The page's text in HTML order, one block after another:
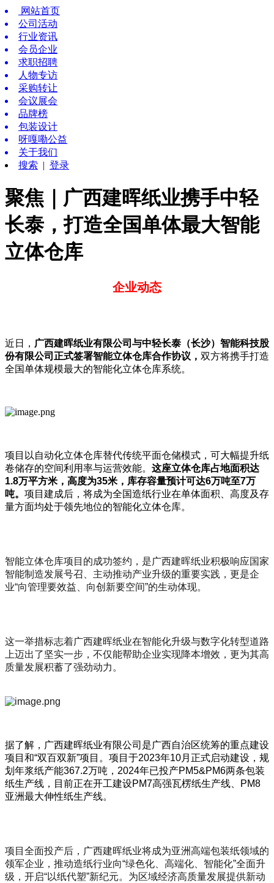
网站首页
公司活动
行业资讯
会员企业
求职招聘
人物专访
采购转让
会议展会
品牌榜
包装设计
呀嘎嘞公益
关于我们
搜索 | 登录
聚焦｜广西建晖纸业携手中轻
长泰，打造全国单体最大智能
立体仓库
企业动态
近日， 广西建晖纸业有限公司与中轻长泰（长沙）智能科技股
份有限公司正式签署智能立体仓库合作协议， 双方将携手打造
全国单体规模最大的智能化立体仓库系统。
项目以自动化立体仓库替代传统平面仓储模式，可大幅提升纸
卷储存的空间利用率与运营效能。 这座立体仓库占地面积达
1.8万平方米，高度为35米，库存容量预计可达6万吨至7万
吨。 项目建成后，将成为全国造纸行业在单体面积、高度及存
量方面均处于领先地位的智能化立体仓库。
智能立体仓库项目的成功签约，是广西建晖纸业积极响应国家
智能制造发展号召、主动推动产业升级的重要实践，更是企
业“向管理要效益、向创新要空间”的生动体现。
这一举措标志着广西建晖纸业在智能化升级与数字化转型道路
上迈出了坚实一步，不仅能帮助企业实现降本增效，更为其高
质量发展积蓄了强劲动力。
据了解， 广西建晖纸业有限公司是广西自治区统筹的重点建设
项目和“双百双新”项目。项目于2023年10月正式启动建设，规
划年浆纸产能367.2万吨，2024年已投产PM5&PM6两条包装
纸生产线，目前正在开工建设PM7高强瓦楞纸生产线、PM8
亚洲最大伸性纸生产线。
项目全面投产后，广西建晖纸业将成为亚洲高端包装纸领域的
领军企业，推动造纸行业向“绿色化、高端化、智能化”全面升
级，开启“以纸代塑”新纪元。为区域经济高质量发展提供新动